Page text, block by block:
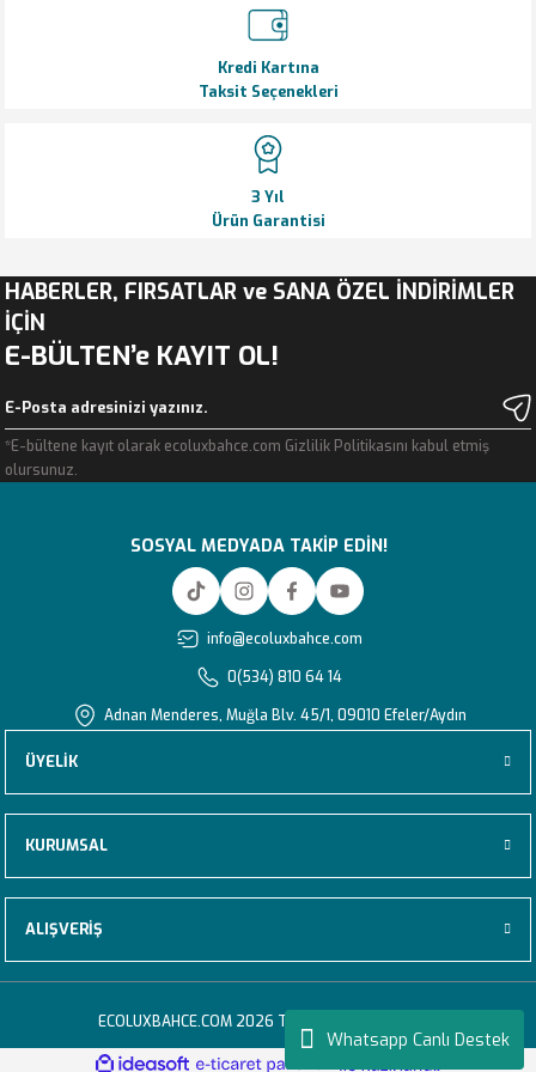
Whatsapp Canlı Destek
Kredi Kartına
Taksit Seçenekleri
3 Yıl
Ürün Garantisi
HABERLER, FIRSATLAR ve SANA ÖZEL İNDİRİMLER
İÇİN
E-BÜLTEN’e KAYIT OL!
*E-bültene kayıt olarak ecoluxbahce.com Gizlilik Politikasını kabul etmiş
olursunuz.
SOSYAL MEDYADA TAKİP EDİN!
info@ecoluxbahce.com
0(534) 810 64 14
Adnan Menderes, Muğla Blv. 45/1, 09010 Efeler/Aydın
ÜYELİK
KURUMSAL
ALIŞVERİŞ
ECOLUXBAHCE.COM 2026 TÜM HAKLARI SAKLIDIR.
ideasoft